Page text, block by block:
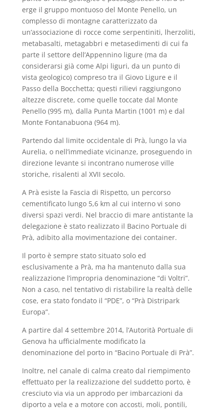
erge il gruppo montuoso del Monte Penello, un
complesso di montagne caratterizzato da
un’associazione di rocce come serpentiniti, lherzoliti,
metabasalti, metagabbri e metasedimenti di cui fa
parte il settore dell’Appennino ligure (ma da
considerarsi già come Alpi liguri, da un punto di
vista geologico) compreso tra il Giovo Ligure e il
Passo della Bocchetta; questi rilievi raggiungono
altezze discrete, come quelle toccate dal Monte
Penello (995 m), dalla Punta Martin (1001 m) e dal
Monte Fontanabuona (964 m).
Partendo dal limite occidentale di Prà, lungo la via
Aurelia, o nell’immediate vicinanze, proseguendo in
direzione levante si incontrano numerose ville
storiche, risalenti al XVII secolo.
A Prà esiste la Fascia di Rispetto, un percorso
cementificato lungo 5,6 km al cui interno vi sono
diversi spazi verdi. Nel braccio di mare antistante la
delegazione è stato realizzato il Bacino Portuale di
Prà, adibito alla movimentazione dei container.
Il porto è sempre stato situato solo ed
esclusivamente a Prà, ma ha mantenuto dalla sua
realizzazione l’impropria denominazione “di Voltri”.
Non a caso, nel tentativo di ristabilire la realtà delle
cose, era stato fondato il “PDE”, o “Prà Distripark
Europa”.
A partire dal 4 settembre 2014, l’Autorità Portuale di
Genova ha ufficialmente modificato la
denominazione del porto in “Bacino Portuale di Prà”.
Inoltre, nel canale di calma creato dal riempimento
effettuato per la realizzazione del suddetto porto, è
cresciuto via via un approdo per imbarcazioni da
diporto a vela e a motore con accosti, moli, pontili,